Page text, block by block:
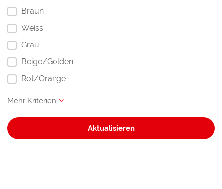
Braun
Weiss
Grau
Beige/Golden
Rot/Orange
Aktualisieren